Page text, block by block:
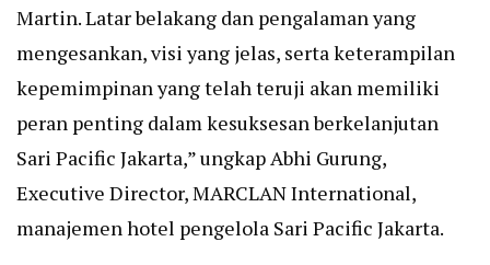
Martin. Latar belakang dan pengalaman yang
mengesankan, visi yang jelas, serta keterampilan
kepemimpinan yang telah teruji akan memiliki
peran penting dalam kesuksesan berkelanjutan
Sari Pacific Jakarta,” ungkap Abhi Gurung,
Executive Director, MARCLAN International,
manajemen hotel pengelola Sari Pacific Jakarta.